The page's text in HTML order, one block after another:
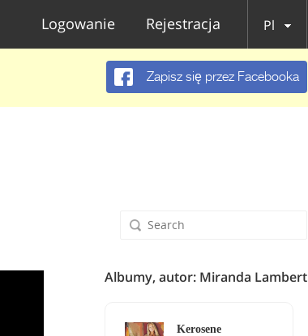
Logowanie Rejestracja Pl
Zapisz się przez Facebooka
Albumy, autor: Miranda Lambert
Kerosene